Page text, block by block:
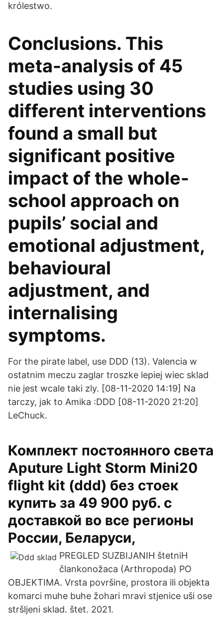
królestwo.
Conclusions. This
meta-analysis of 45
studies using 30
different interventions
found a small but
significant positive
impact of the whole-
school approach on
pupils’ social and
emotional adjustment,
behavioural
adjustment, and
internalising
symptoms.
For the pirate label, use DDD (13). Valencia w
ostatnim meczu zaglar troszke lepiej wiec sklad
nie jest wcale taki zly. [08-11-2020 14:19] Na
tarczy, jak to Amika :DDD [08-11-2020 21:20]
LeChuck.
Комплект постоянного света
Aputure Light Storm Mini20
flight kit (ddd) без стоек
купить за 49 900 руб. с
доставкой во все регионы
России, Беларуси,
PREGLED SUZBIJANIH štetniH
člankonožaca (Arthropoda) PO
OBJEKTIMA. Vrsta površine, prostora ili objekta
komarci muhe buhe žohari mravi stjenice uši ose
stršljeni sklad. štet. 2021.